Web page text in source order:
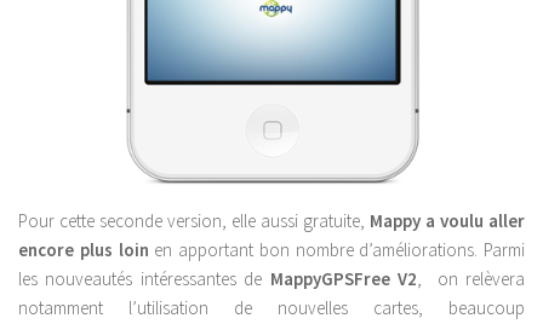
Pour cette seconde version, elle aussi gratuite, Mappy a voulu aller
encore plus loin en apportant bon nombre d’améliorations. Parmi
les nouveautés intéressantes de MappyGPSFree V2, on relèvera
notamment l’utilisation de nouvelles cartes, beaucoup